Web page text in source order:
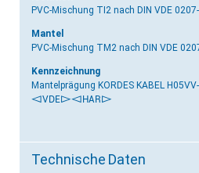
PVC-Mischung TI2 nach DIN VDE
Mantel
PVC-Mischung TM2 nach DIN VDE
Kennzeichnung
Mantelprägung KORDES KABEL
<VDE><HAR>
Technische Daten